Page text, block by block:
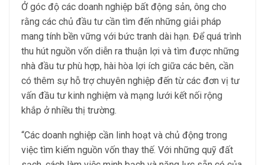
Ở góc độ các doanh nghiệp bất động sản, ông cho
rằng các chủ đầu tư cần tìm đến những giải pháp
mang tính bền vững với bức tranh dài hạn. Để quá trình
thu hút nguồn vốn diễn ra thuận lợi và tìm được những
nhà đầu tư phù hợp, hài hòa lợi ích giữa các bên, cần
có thêm sự hỗ trợ chuyên nghiệp đến từ các đơn vị tư
vấn đầu tư kinh nghiệm và mạng lưới kết nối rộng
khắp ở nhiều thị trường.
“Các doanh nghiệp cần linh hoạt và chủ động trong
việc tìm kiếm nguồn vốn thay thế. Với những quỹ đất